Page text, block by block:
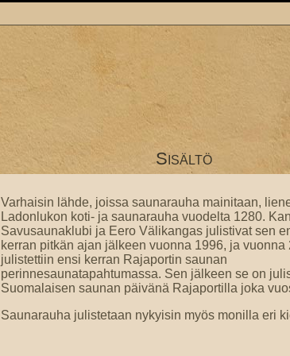
Sisältö
Varhaisin lähde, joissa saunarauha mainitaan,
Ladonlukon koti- ja saunarauha vuodelta 1280.
Savusaunaklubi ja Eero Välikangas julistivat sen
kerran pitkän ajan jälkeen vuonna 1996, ja vuonna
julistettiin ensi kerran Rajaportin saunan
perinnesaunatapahtumassa. Sen jälkeen se on
Suomalaisen saunan päivänä Rajaportilla joka
Saunarauha julistetaan nykyisin myös monilla eri